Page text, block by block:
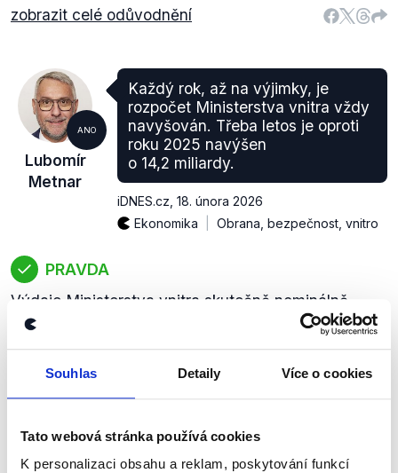
Souhlas Detaily Více o cookies
Tato webová stránka používá cookies
K personalizaci obsahu a reklam, poskytování funkcí
zobrazit celé odůvodnění
ANO
Lubomír
Metnar
Každý rok, až na výjimky, je
rozpočet Ministerstva vnitra vždy
navyšován. Třeba letos je oproti
roku 2025 navýšen
o 14,2 miliardy.
iDNES.cz 18. února 2026
Ekonomika
Obrana, bezpečnost, vnitro
PRAVDA
Výdaje Ministerstva vnitra skutečně nominálně
rostou téměř každý rok. Vlivem vysoké inflace v
rozpočty na roky 2025 a 2026 však znovu počítají s
reálným růstem. Rozpočet na r. 2026 počítá
zobrazit celé odůvodnění